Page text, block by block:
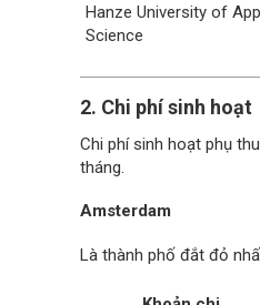
Hanze University of
Science
2. Chi phí sinh hoạt
Chi phí sinh hoạt phụ
tháng.
Amsterdam
Là thành phố đắt đỏ